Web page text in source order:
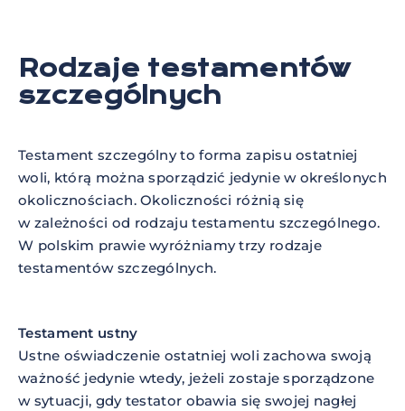
Rodzaje testamentów
szczególnych
Testament szczególny to forma zapisu ostatniej
woli, którą można sporządzić jedynie w określonych
okolicznościach. Okoliczności różnią się
w zależności od rodzaju testamentu szczególnego.
W polskim prawie wyróżniamy trzy rodzaje
testamentów szczególnych.
Testament ustny
Ustne oświadczenie ostatniej woli zachowa swoją
ważność jedynie wtedy, jeżeli zostaje sporządzone
w sytuacji, gdy testator obawia się swojej nagłej